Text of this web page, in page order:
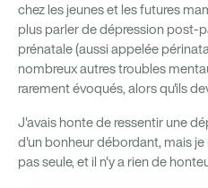
chez les jeunes et les futures
plus parler de dépression post-
prénatale (aussi appelée
nombreux autres troubles
rarement évoqués, alors qu'ils
J'avais honte de ressentir une
d'un bonheur débordant, mais je
pas seule, et il n'y a rien de